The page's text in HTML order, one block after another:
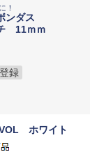
！
ンダス
11ｍｍ
録
ホワイト